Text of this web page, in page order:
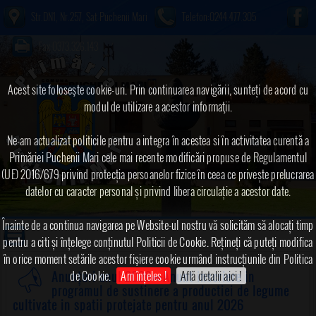
Acest site foloseşte cookie-uri. Prin continuarea navigării, sunteți de acord cu
modul de utilizare a acestor informaţii.
Ne-am actualizat politicile pentru a integra în acestea si în activitatea curentă a
Primăriei Puchenii Mari cele mai recente modificări propuse de Regulamentul
(UE) 2016/679 privind protecția persoanelor fizice în ceea ce privește prelucrarea
datelor cu caracter personal și privind libera circulație a acestor date.
Înainte de a continua navigarea pe Website-ul nostru vă solicităm să alocați timp
pentru a citi și înțelege conținutul Politicii de Cookie. Rețineți că puteți modifica
în orice moment setările acestor fişiere cookie urmând instrucțiunile din Politica
de Cookie. Am înțeles ! Află detalii aici !
Telefon:0244.477.305
Anunțuri anul 2026➠Anunt inscriere in
programul de sustinere a productiei de legume
cultivate in spatii protejate pentru anul 2026